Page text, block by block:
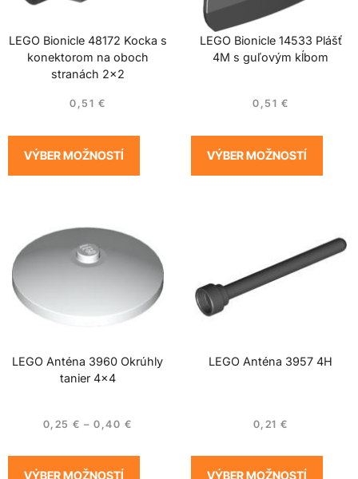
LEGO Bionicle 48172 Kocka s
konektorom na oboch
stranách 2×2
0,51 €
VÝBER MOŽNOSTÍ
LEGO Bionicle 14533 Plášť
4M s guľovým kĺbom
0,51 €
VÝBER MOŽNOSTÍ
LEGO Anténa 3960 Okrúhly
tanier 4×4
0,25€ – 0,40 €
VÝBER MOŽNOSTÍ
LEGO Anténa 3957 4H
0,21 €
VÝBER MOŽNOSTÍ